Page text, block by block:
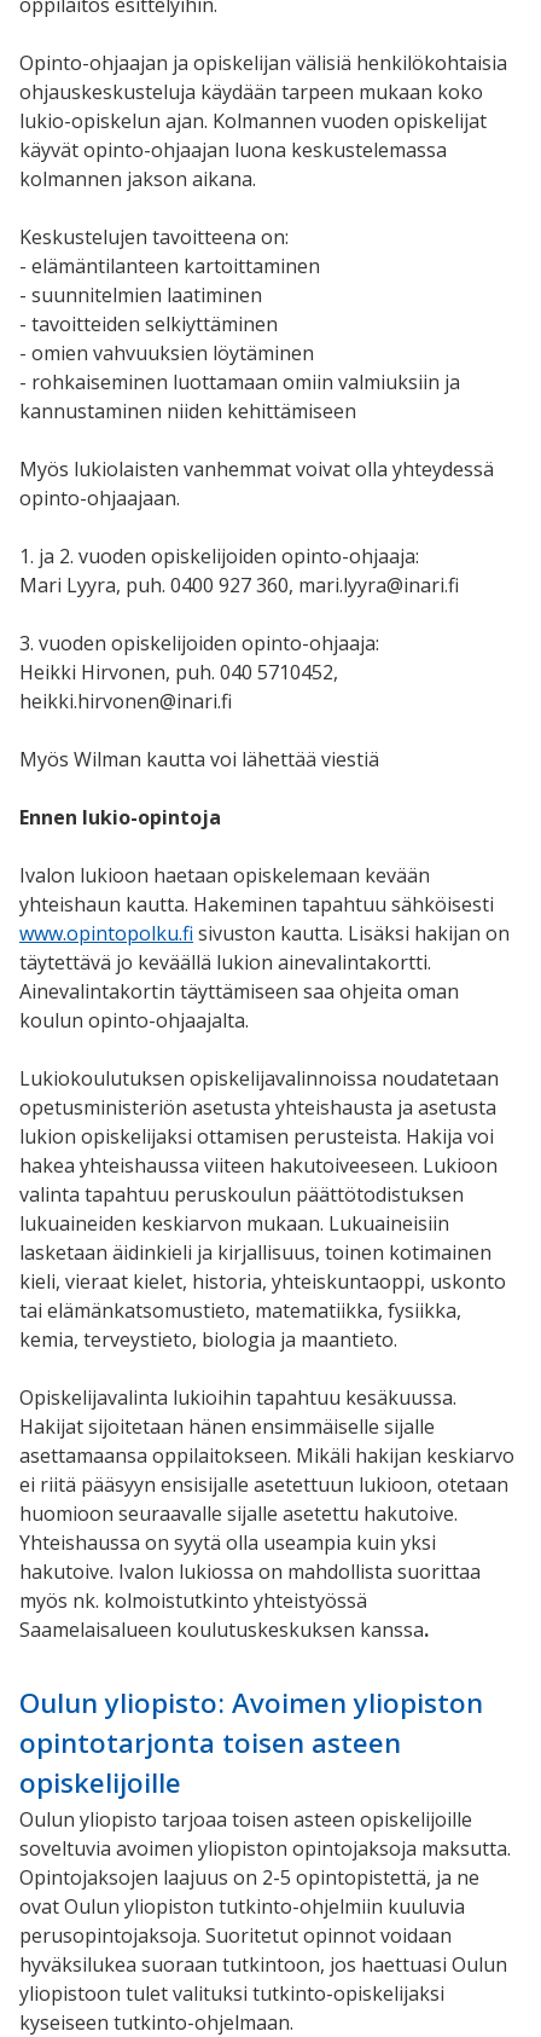
Opinto-ohjaajan ja opiskelijan välisiä henkilökohtaisia
ohjauskeskusteluja käydään tarpeen mukaan koko
lukio-opiskelun ajan. Kolmannen vuoden opiskelijat
käyvät opinto-ohjaajan luona keskustelemassa
kolmannen jakson aikana.
Keskustelujen tavoitteena on:
- elämäntilanteen kartoittaminen
- suunnitelmien laatiminen
- tavoitteiden selkiyttäminen
- omien vahvuuksien löytäminen
- rohkaiseminen luottamaan omiin valmiuksiin ja
kannustaminen niiden kehittämiseen
Myös lukiolaisten vanhemmat voivat olla yhteydessä
opinto-ohjaajaan.
1. ja 2. vuoden opiskelijoiden opinto-ohjaaja:
Mari Lyyra, puh. 0400 927 360, mari.lyyra@inari.fi
3. vuoden opiskelijoiden opinto-ohjaaja:
Heikki Hirvonen, puh. 040 5710452,
heikki.hirvonen@inari.fi
Myös Wilman kautta voi lähettää viestiä
Ennen lukio-opintoja
Ivalon lukioon haetaan opiskelemaan kevään
yhteishaun kautta. Hakeminen tapahtuu sähköisesti
www.opintopolku.fi sivuston kautta. Lisäksi hakijan on
täytettävä jo keväällä lukion ainevalintakortti.
Ainevalintakortin täyttämiseen saa ohjeita oman
koulun opinto-ohjaajalta.
Lukiokoulutuksen opiskelijavalinnoissa noudatetaan
opetusministeriön asetusta yhteishausta ja asetusta
lukion opiskelijaksi ottamisen perusteista. Hakija voi
hakea yhteishaussa viiteen hakutoiveeseen. Lukioon
valinta tapahtuu peruskoulun päättötodistuksen
lukuaineiden keskiarvon mukaan. Lukuaineisiin
lasketaan äidinkieli ja kirjallisuus, toinen kotimainen
kieli, vieraat kielet, historia, yhteiskuntaoppi, uskonto
tai elämänkatsomustieto, matematiikka, fysiikka,
kemia, terveystieto, biologia ja maantieto.
Opiskelijavalinta lukioihin tapahtuu kesäkuussa.
Hakijat sijoitetaan hänen ensimmäiselle sijalle
asettamaansa oppilaitokseen. Mikäli hakijan keskiarvo
ei riitä pääsyyn ensisijalle asetettuun lukioon, otetaan
huomioon seuraavalle sijalle asetettu hakutoive.
Yhteishaussa on syytä olla useampia kuin yksi
hakutoive. Ivalon lukiossa on mahdollista suorittaa
myös nk. kolmoistutkinto yhteistyössä
Saamelaisalueen koulutuskeskuksen kanssa.
Oulun yliopisto: Avoimen yliopiston
opintotarjonta toisen asteen
opiskelijoille
Oulun yliopisto tarjoaa toisen asteen opiskelijoille
soveltuvia avoimen yliopiston opintojaksoja maksutta.
Opintojaksojen laajuus on 2-5 opintopistettä, ja ne
ovat Oulun yliopiston tutkinto-ohjelmiin kuuluvia
perusopintojaksoja. Suoritetut opinnot voidaan
hyväksilukea suoraan tutkintoon, jos haettuasi Oulun
yliopistoon tulet valituksi tutkinto-opiskelijaksi
kyseiseen tutkinto-ohjelmaan.